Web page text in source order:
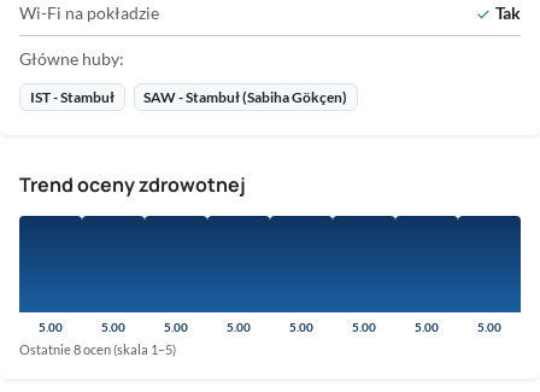
Wi-Fi na pokładzie
check Tak
Główne huby:
IST - Stambuł SAW - Stambuł (Sabiha Gökçen)
Trend oceny zdrowotnej
5.00 5.00 5.00 5.00 5.00 5.00 5.00 5.00
Ostatnie 8 ocen (skala 1–5)